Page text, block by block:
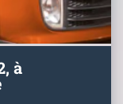
à